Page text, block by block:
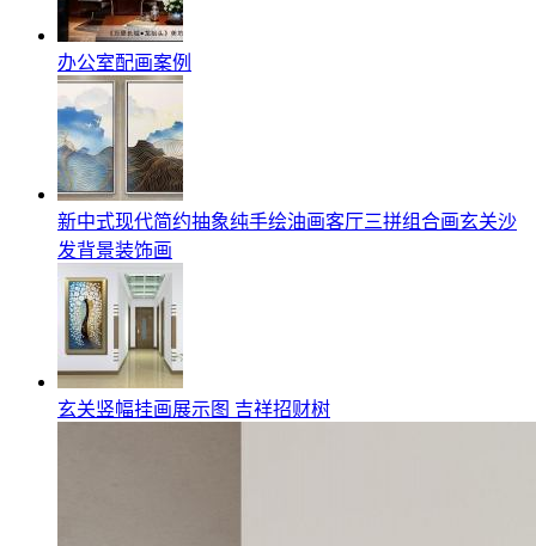
办公室配画案例
新中式现代简约抽象纯手绘油画客厅三拼组合画玄关沙
发背景装饰画
玄关竖幅挂画展示图 吉祥招财树